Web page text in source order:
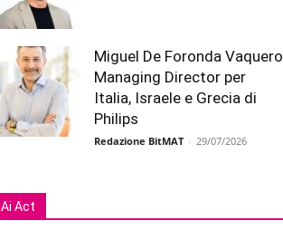
Miguel De Foronda Vaquero
Managing Director per
Italia, Israele e Grecia di
Philips
Redazione BitMAT - 29/07/2026
Ai Act